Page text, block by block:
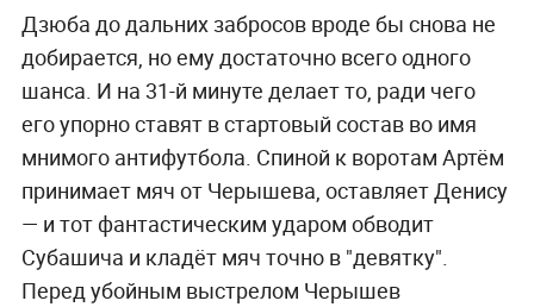
Дзюба до дальних забросов вроде бы снова не
добирается, но ему достаточно всего одного
шанса. И на 31-й минуте делает то, ради чего
его упорно ставят в стартовый состав во имя
мнимого антифутбола. Спиной к воротам Артём
принимает мяч от Черышева, оставляет Денису
— и тот фантастическим ударом обводит
Субашича и кладёт мяч точно в "девятку".
Перед убойным выстрелом Черышев